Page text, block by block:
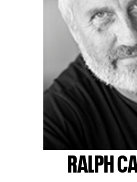
RALPH